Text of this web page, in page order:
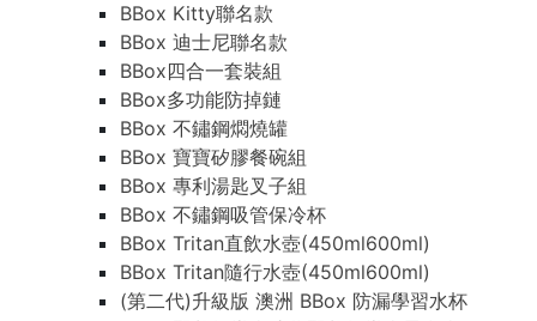
BBox Kitty聯名款
BBox 迪士尼聯名款
BBox四合一套裝組
BBox多功能防掉鏈
BBox 不鏽鋼燜燒罐
BBox 寶寶矽膠餐碗組
BBox 專利湯匙叉子組
BBox 不鏽鋼吸管保冷杯
BBox Tritan直飲水壺(450ml600ml)
BBox Tritan隨行水壺(450ml600ml)
(第二代)升級版 澳洲 BBox 防漏學習水杯